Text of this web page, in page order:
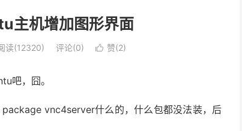
主机增加图形界面
读(12320) 评论(0)  赞(2)
吧，囧。
vnc4server什么的，什么包都没法装，后